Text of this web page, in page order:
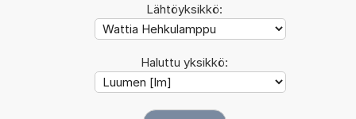
Lähtöyksikkö:
Haluttu yksikkö: